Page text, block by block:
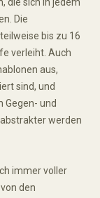
Die
bis zu 16
verleiht. Auch
aus,
sind, und
Gegen- und
werden
immer voller
den